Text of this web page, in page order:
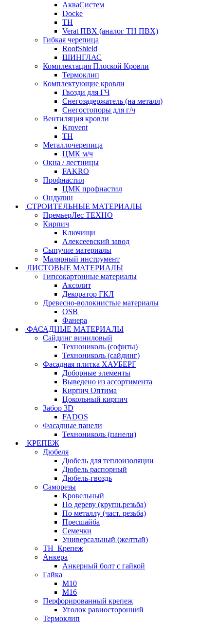
АкваСистем
Docke
ТН
Verat ПВХ (аналог ТН ПВХ)
Гибкая черепица
RoofShield
ШИНГЛАС
Комплектация Плоской Кровли
Термоклип
Комплектующие кровли
Гвозди для ГЧ
Снегозадержатель (на металл)
Снегостопоры для г/ч
Вентиляция кровли
Krovent
ТН
Металлочерепица
ЦМК м/ч
Окна / лестницы
FAKRO
Профнастил
ЦМК профнастил
Ондулин
СТРОИТЕЛЬНЫЕ МАТЕРИАЛЫ
ПремьерЛес ТЕХНО
Кирпич
Ключищи
Алексеевский завод
Сыпучие материалы
Малярный инструмент
ЛИСТОВЫЕ МАТЕРИАЛЫ
Гипсокартонные материалы
Аксолит
Декоратор ГКЛ
Древесно-волокнистые материалы
OSB
Фанера
ФАСАДНЫЕ МАТЕРИАЛЫ
Сайдинг виниловый
Технониколь (софиты)
Технониколь (сайдинг)
Фасадная плитка ХАУБЕРГ
Доборные элементы
Выведено из ассортимента
Кирпич Оптима
Цокольный кирпич
Забор 3D
FADOS
Фасадные панели
Технониколь (панели)
КРЕПЕЖ
Дюбеля
Дюбель для теплоизоляции
Дюбель распорный
Дюбель-гвоздь
Саморезы
Кровельный
По дереву (крупн.резьба)
По металлу (част. резьба)
Пресшайба
Семечки
Универсальный (желтый)
ТН_Крепеж
Анкера
Анкерный болт с гайкой
Гайка
М10
М16
Перфорированный крепеж
Уголок равносторонний
Термоклип